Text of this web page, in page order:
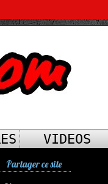
VIDEOS
Partager ce site